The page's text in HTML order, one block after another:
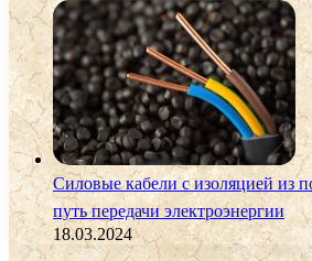
Силовые кабели с изоляцией из
путь передачи электроэнергии
18.03.2024